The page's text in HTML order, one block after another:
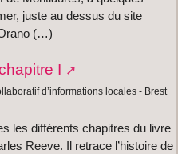
juste au dessus du site
(…)
I
d’informations locales - Brest
les différents chapitres du livre
Reeve. Il retrace l’histoire de